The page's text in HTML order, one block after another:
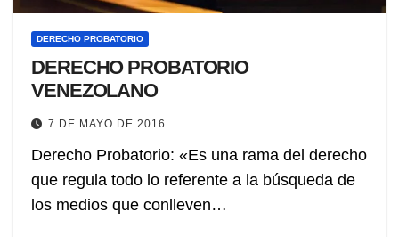
DERECHO PROBATORIO
DERECHO PROBATORIO
VENEZOLANO
7 DE MAYO DE 2016
Derecho Probatorio: «Es una rama del derecho
que regula todo lo referente a la búsqueda de
los medios que conlleven…